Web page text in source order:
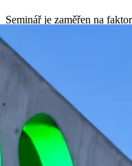
Seminář je zaměřen na
betonových konstrukcí a
působící na beton, vlivy při
betonu, včetně bednících
postup při navrhování
betonové konstrukce.
9. 3. 2017 - DĚČÍN
30. 3. 2016 - PRAHA
Betony pro moderní stavby a